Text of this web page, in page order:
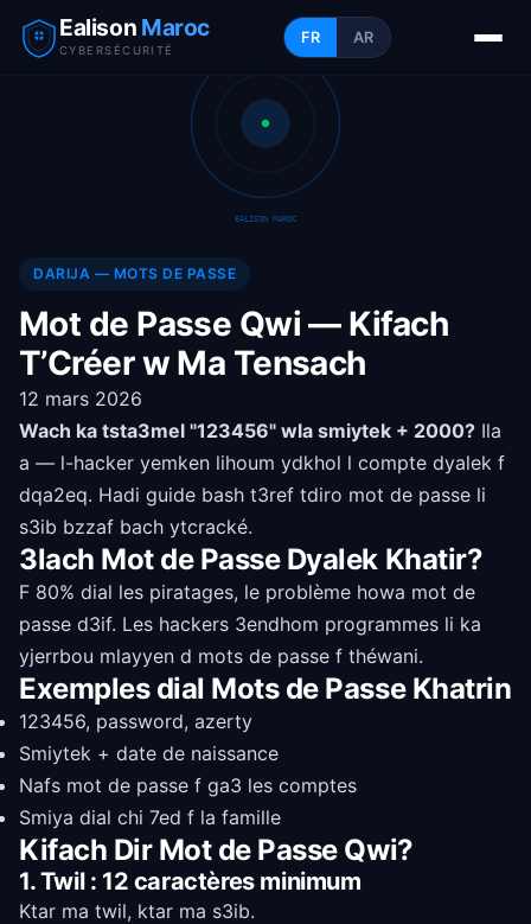
Ealison Maroc
CYBERSÉCURITÉ
FR AR
EALISON MAROC
DARIJA — MOTS DE PASSE
Mot de Passe Qwi — Kifach
T’Créer w Ma Tensach
12 mars 2026
Wach ka tsta3mel "123456" wla smiytek + 2000? Ila
a — l-hacker yemken lihoum ydkhol l compte dyalek f
dqa2eq. Hadi guide bash t3ref tdiro mot de passe li
s3ib bzzaf bach ytcracké.
3lach Mot de Passe Dyalek Khatir?
F 80% dial les piratages, le problème howa mot de
passe d3if. Les hackers 3endhom programmes li ka
yjerrbou mlayyen d mots de passe f théwani.
Exemples dial Mots de Passe Khatrin
123456, password, azerty
Smiytek + date de naissance
Nafs mot de passe f ga3 les comptes
Smiya dial chi 7ed f la famille
Kifach Dir Mot de Passe Qwi?
1. Twil : 12 caractères minimum
Ktar ma twil, ktar ma s3ib.